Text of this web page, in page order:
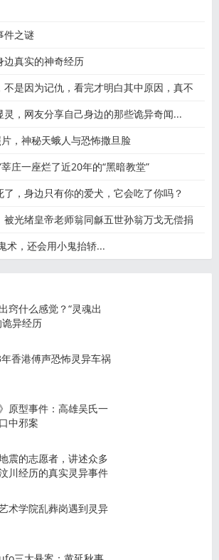
件之谜
边真实的神奇经历
是因为记仇，看完才明白其中原因，真不
，网友分享自己身边的那些诡异奇闻...
，神秘天蛾人与恐怖撒旦脸
庄一座烂了近20年的“黑暗教堂”
，身边只有你的爱犬，它会吃了你吗？
光绪皇帝老师翁同龢五世孙翁万戈无偿捐
术，还会用小鬼抬轿...
窍什么感觉？“灵魂出
诡异经历
香港傅声恐怖灵异车祸
》原型事件：高雄吴氏一
中邪案
震的志愿者，讲述众多
川经历的真实灵异事件
术学院乱葬岗遇到灵异